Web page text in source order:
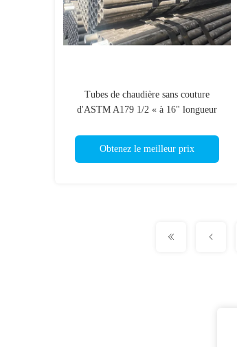
Tubes de chaudière sans couture
d'ASTM A179 1/2 « à 16" longueur
Obtenez le meilleur prix